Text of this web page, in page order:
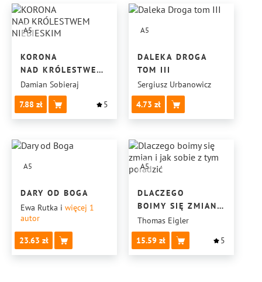
A5
KORONA
NAD KRÓLESTWEM
NIEBIESKIM
Damian Sobieraj
7.88
5
A5
DALEKA DROGA
TOM III
Sergiusz Urbanowicz
4.73
A5
DARY OD BOGA
Ewa Rutka i więcej 1
autor
23.63
A5
DLACZEGO
BOIMY SIĘ ZMIAN
I JAK SOBIE Z TYM
PORADZIĆ
Thomas Eigler
15.59
5